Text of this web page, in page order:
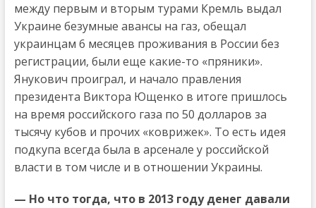
между первым и вторым турами Кремль выдал
Украине безумные авансы на газ, обещал
украинцам 6 месяцев проживания в России без
регистрации, были еще какие-то «пряники».
Янукович проиграл, и начало правления
президента Виктора Ющенко в итоге пришлось
на время российского газа по 50 долларов за
тысячу кубов и прочих «коврижек». То есть идея
подкупа всегда была в арсенале у российской
власти в том числе и в отношении Украины.
— Но что тогда, что в 2013 году денег давали